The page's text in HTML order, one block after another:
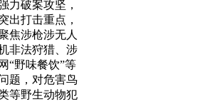
力破案攻坚，
出打击重点，
焦涉枪涉无人
非法狩猎、涉
网“野味餐饮”等
题，对危害鸟
等野生动物犯